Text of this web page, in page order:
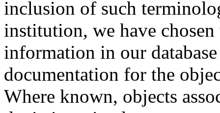
inclusion of such
institution, we have
information in our
documentation for the
Where known, objects